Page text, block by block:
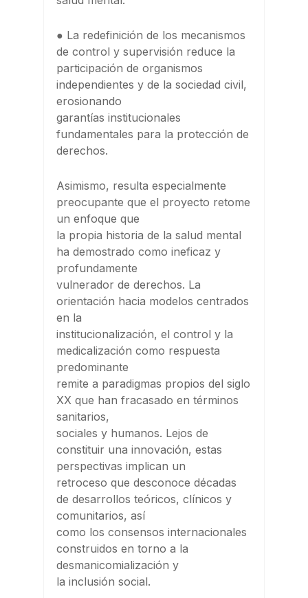
● La redefinición de los mecanismos
de control y supervisión reduce la
participación de organismos
independientes y de la sociedad civil,
erosionando
garantías institucionales
fundamentales para la protección de
derechos.
Asimismo, resulta especialmente
preocupante que el proyecto retome
un enfoque que
la propia historia de la salud mental
ha demostrado como ineficaz y
profundamente
vulnerador de derechos. La
orientación hacia modelos centrados
en la
institucionalización, el control y la
medicalización como respuesta
predominante
remite a paradigmas propios del siglo
XX que han fracasado en términos
sanitarios,
sociales y humanos. Lejos de
constituir una innovación, estas
perspectivas implican un
retroceso que desconoce décadas
de desarrollos teóricos, clínicos y
comunitarios, así
como los consensos internacionales
construidos en torno a la
desmanicomialización y
la inclusión social.